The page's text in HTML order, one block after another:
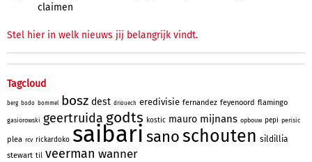
claimen
Stel hier in welk nieuws jij belangrijk vindt.
Tagcloud
berg bodo bommel bosz dest driouech eredivisie fernandez feyenoord flamingo
gasiorowski geertruida godts kostic mauro mijnans opbouw pepi perisic
plea rcv rickardoko saibari sanoschouten sildillia
stewart til veerman wanner